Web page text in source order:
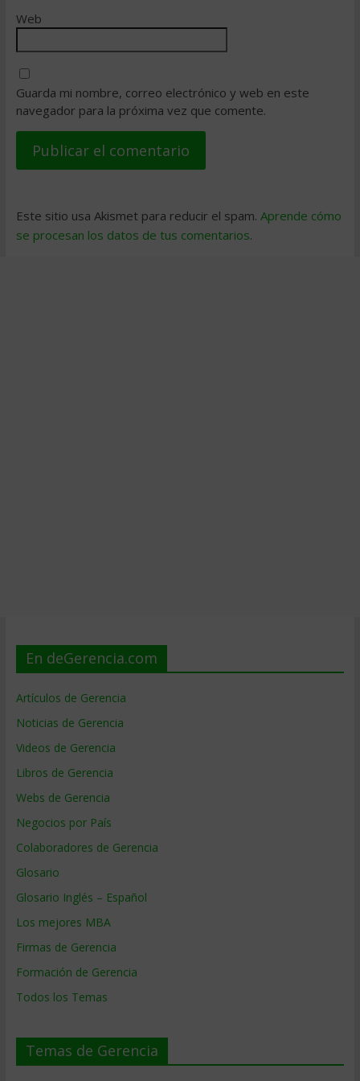
Web
Guarda mi nombre, correo electrónico y web en este
navegador para la próxima vez que comente.
Este sitio usa Akismet para reducir el spam. Aprende cómo
se procesan los datos de tus comentarios.
En deGerencia.com
Artículos de Gerencia
Noticias de Gerencia
Videos de Gerencia
Libros de Gerencia
Webs de Gerencia
Negocios por País
Colaboradores de Gerencia
Glosario
Glosario Inglés – Español
Los mejores MBA
Firmas de Gerencia
Formación de Gerencia
Todos los Temas
Temas de Gerencia